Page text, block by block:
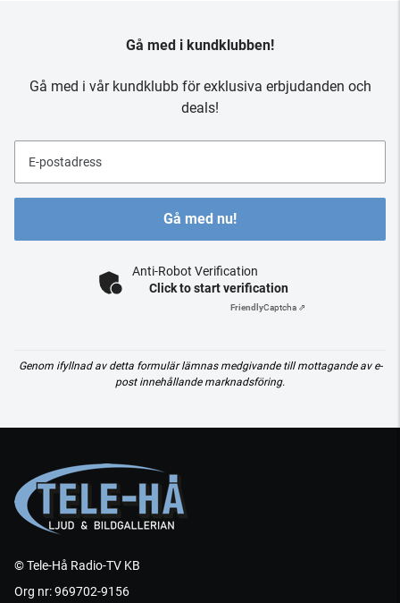
Gå med i kundklubben!
Gå med i vår kundklubb för exklusiva erbjudanden och
deals!
E-postadress
Gå med nu!
Anti-Robot Verification
Click to start verification
FriendlyCaptcha ⇗
Genom ifyllnad av detta formulär lämnas medgivande till mottagande av e-
post innehållande marknadsföring.
© Tele-Hå Radio-TV KB
Org nr: 969702-9156